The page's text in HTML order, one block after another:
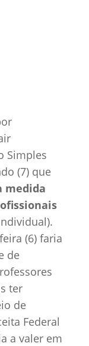
Simples
(7) que
medida
(6) faria
de
ter
de
Federal
a valer em